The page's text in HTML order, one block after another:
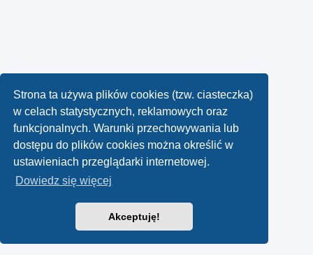
Strona ta używa plików cookies (tzw. ciasteczka)
w celach statystycznych, reklamowych oraz
funkcjonalnych. Warunki przechowywania lub
dostępu do plików cookies można określić w
ustawieniach przeglądarki internetowej.
Dowiedz się więcej
Akceptuję!